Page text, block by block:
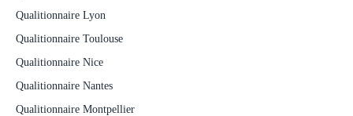
Qualitionnaire Lyon
Qualitionnaire Toulouse
Qualitionnaire Nice
Qualitionnaire Nantes
Qualitionnaire Montpellier